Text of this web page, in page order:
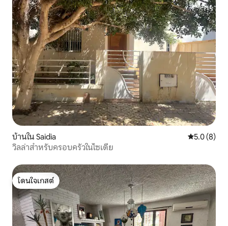
บ้านใน Saidia คะแนนเฉลี่
5.0 (8)
วิลล่าสำหรับครอบครัวในไซเดีย
โดนใจเกสต์
โดนใจเกสต์